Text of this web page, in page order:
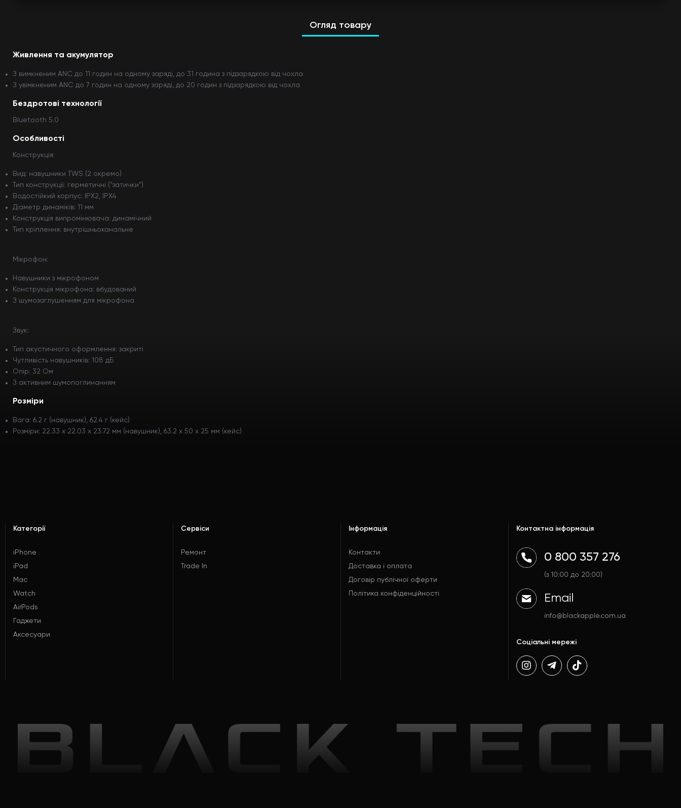
Огляд товару
Живлення та акумулятор
З вимкненим ANC до 11 годин на одному заряді, до 31 година з підзарядкою від чохла
З увімкненим ANC до 7 годин на одному заряді, до 20 годин з підзарядкою від чохла
Бездротові технології
Bluetooth 5.0
Особливості
Конструкція:
Вид: навушники TWS (2 окремо)
Тип конструкції: герметичні ("затички")
Водостійкий корпус: IPX2, IPX4
Діаметр динаміків: 11 мм
Конструкція випромінювача: динамічний
Тип кріплення: внутрішньоканальне
Мікрофон:
Навушники з мікрофоном
Конструкція мікрофона: вбудований
З шумозаглушенням для мікрофона
Звук:
Тип акустичного оформлення: закриті
Чутливість навушників: 108 дБ
Опір: 32 Ом
З активним шумопоглинанням
Розміри
Вага: 6.2 г (навушник), 62.4 г (кейс)
Розміри: 22.33 х 22.03 х 23.72 мм (навушник), 63.2 х 50 х 25 мм (кейс)
Категорії
iPhone
iPad
Mac
Watch
AirPods
Гаджети
Аксесуари
Сервіси
Ремонт
Trade In
Інформація
Контакти
Доставка і оплата
Договір публічної оферти
Політика конфіденційності
Контактна інформація
0 800 357 276
(з 10:00 до 20:00)
Email
info@blackapple.com.ua
Соціальні мережі